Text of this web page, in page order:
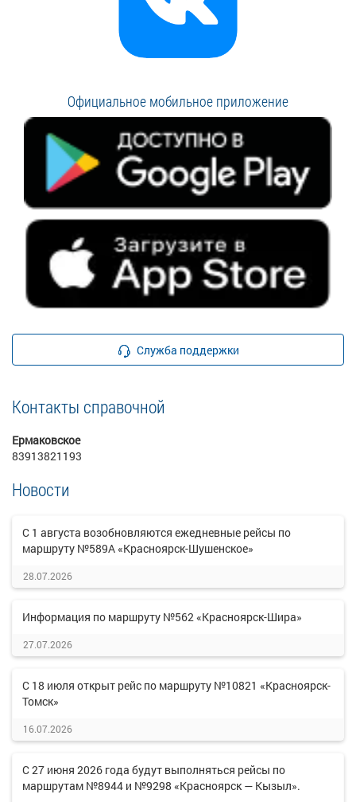
Официальное мобильное приложение
Служба поддержки
Контакты справочной
Ермаковское
83913821193
Новости
С 1 августа возобновляются ежедневные рейсы по
маршруту №589А «Красноярск-Шушенское»
28.07.2026
Информация по маршруту №562 «Красноярск-Шира»
27.07.2026
С 18 июля открыт рейс по маршруту №10821 «Красноярск-
Томск»
16.07.2026
С 27 июня 2026 года будут выполняться рейсы по
маршрутам №8944 и №9298 «Красноярск — Кызыл».